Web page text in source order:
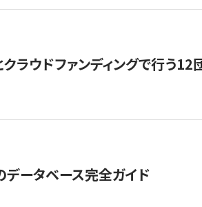
クラウドファンディングで行う12
ータベース完全ガイド